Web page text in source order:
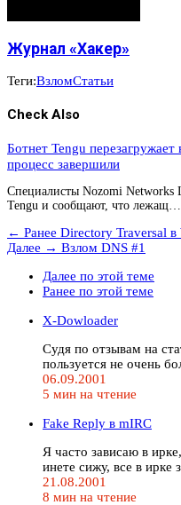
Журнал «Хакер»
Теги:ВзломСтатьи
Check Also
Ботнет Tengu перезагружает
процесс завершили
Специалисты Nozomi Networks
Tengu и сообщают, что лежащ…
← Ранее Directory Traversal
Далее → Взлом DNS #1
Далее по этой теме
Ранее по этой теме
X-Dowloader
Судя по отзывам на
пользуется не очень
06.09.2001
5 мин на чтение
Fake Reply в mIRC
Я часто зависаю в
инете сижу, все в
21.08.2001
8 мин на чтение